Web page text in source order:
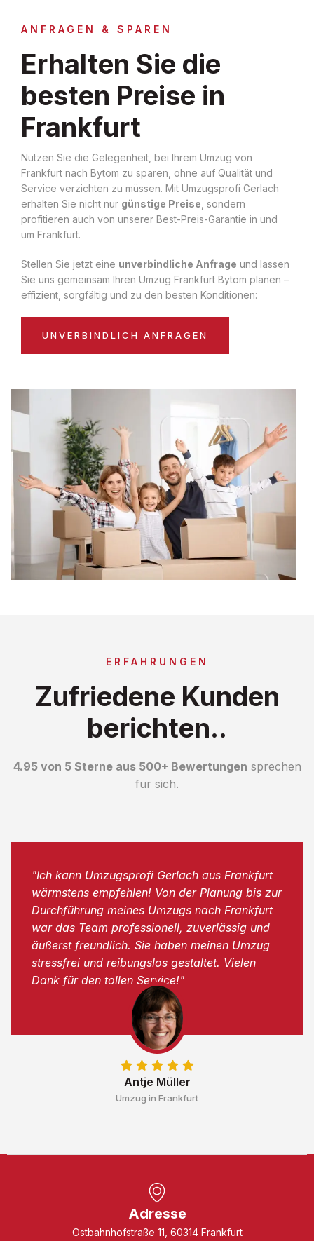
ANFRAGEN & SPAREN
Erhalten Sie die
besten Preise in
Frankfurt
Nutzen Sie die Gelegenheit, bei Ihrem Umzug von
Frankfurt nach Bytom zu sparen, ohne auf Qualität und
Service verzichten zu müssen. Mit Umzugsprofi Gerlach
erhalten Sie nicht nur günstige Preise , sondern
profitieren auch von unserer Best-Preis-Garantie in und
um Frankfurt.
Stellen Sie jetzt eine unverbindliche Anfrage und lassen
Sie uns gemeinsam Ihren Umzug Frankfurt Bytom planen –
effizient, sorgfältig und zu den besten Konditionen:
UNVERBINDLICH ANFRAGEN
ERFAHRUNGEN
Zufriedene Kunden
berichten..
4.95 von 5 Sterne aus 500+ Bewertungen sprechen
für sich.
Antje Müller
Umzug in Frankfurt
"Ich kann Umzugsprofi Gerlach aus Frankfurt
wärmstens empfehlen! Von der Planung bis zur
Durchführung meines Umzugs nach Frankfurt
war das Team professionell, zuverlässig und
äußerst freundlich. Sie haben meinen Umzug
stressfrei und reibungslos gestaltet. Vielen
Dank für den tollen Service!"
Adresse
Ostbahnhofstraße 11, 60314 Frankfurt